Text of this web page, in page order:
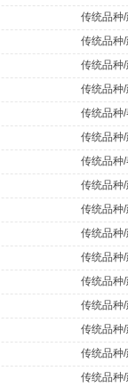
传统品种
传统品种
传统品种
传统品种
传统品种
传统品种
传统品种
传统品种
传统品种
传统品种
传统品种
传统品种
传统品种
传统品种
传统品种
传统品种